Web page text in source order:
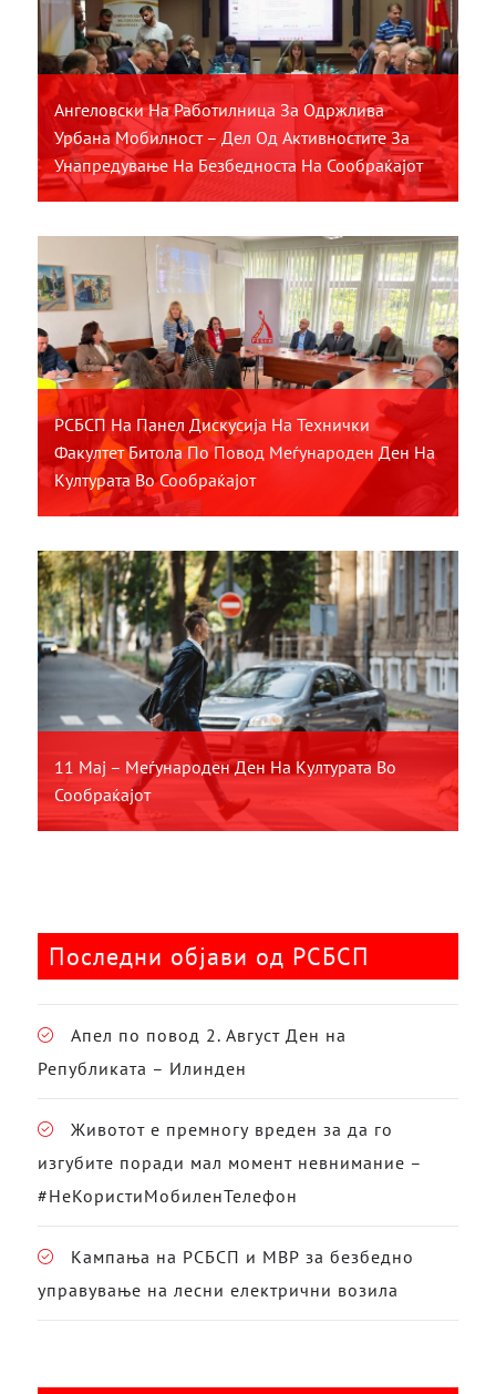
Ангеловски На Работилница За Одржлива
Урбана Мобилност – Дел Од Активностите За
Унапредување На Безбедноста На Сообраќајот
РСБСП На Панел Дискусија На Технички
Факултет Битола По Повод Меѓународен Ден На
Културата Во Сообраќајот
11 Мај – Меѓународен Ден На Културата Во
Сообраќајот
Последни објави од РСБСП
Апел по повод 2. Август Ден на
Републиката – Илинден
Животот е премногу вреден за да го
изгубите поради мал момент невнимание –
#НеКористиМобиленТелефон
Кампања на РСБСП и МВР за безбедно
управување на лесни електрични возила